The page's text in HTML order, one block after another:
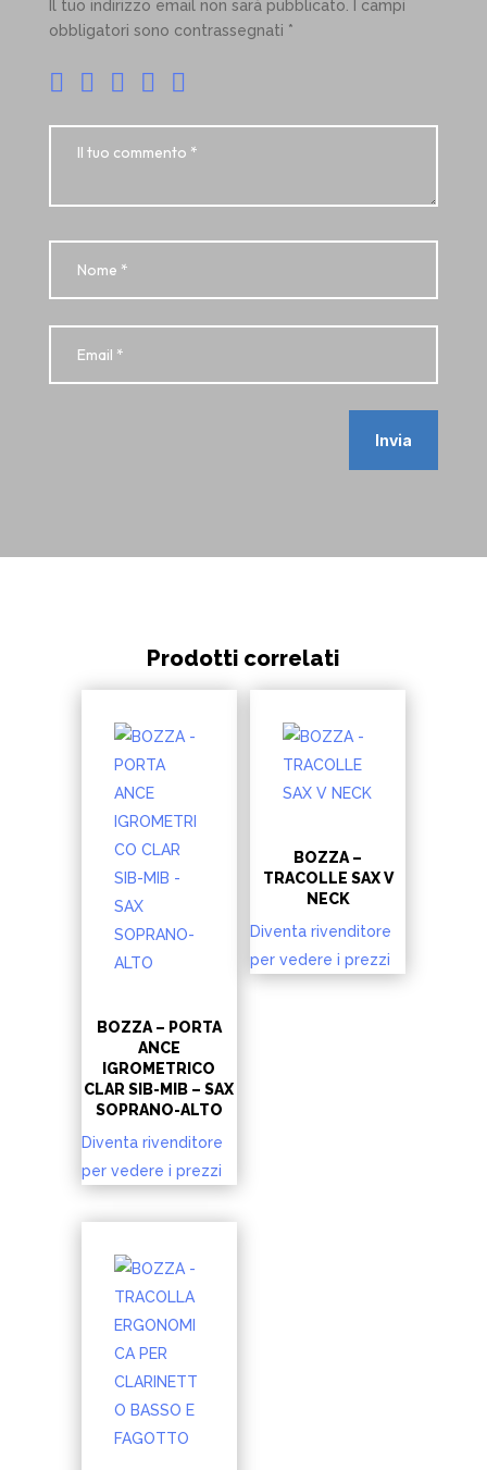
Il tuo indirizzo email non sarà pubblicato.
I campi
obbligatori sono contrassegnati *
Invia
Prodotti correlati
BOZZA – PORTA
ANCE
IGROMETRICO
CLAR SIB-MIB – SAX
SOPRANO-ALTO
Diventa rivenditore
per vedere i prezzi
BOZZA –
TRACOLLE SAX V
NECK
Diventa rivenditore
per vedere i prezzi